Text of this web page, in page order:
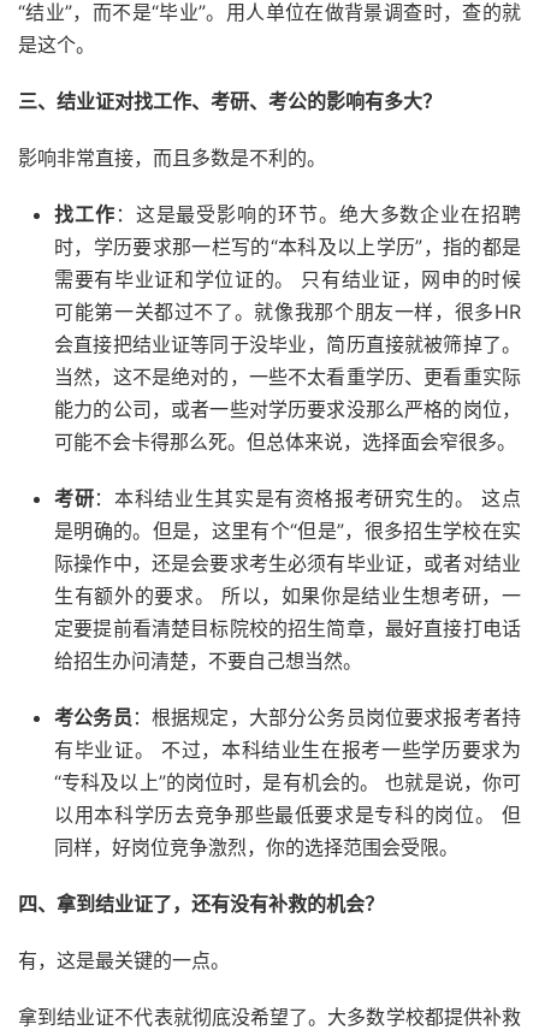
“结业”，而不是“毕业”。用人单位在做背景调查时，查的就
是这个。
三、结业证对找工作、考研、考公的影响有多大？
影响非常直接，而且多数是不利的。
找工作 ：这是最受影响的环节。绝大多数企业在招聘
时，学历要求那一栏写的“本科及以上学历”，指的都是
需要有毕业证和学位证的。 只有结业证，网申的时候
可能第一关都过不了。就像我那个朋友一样，很多HR
会直接把结业证等同于没毕业，简历直接就被筛掉了。
当然，这不是绝对的，一些不太看重学历、更看重实际
能力的公司，或者一些对学历要求没那么严格的岗位，
可能不会卡得那么死。但总体来说，选择面会窄很多。
考研：本科结业生其实是有资格报考研究生的。 这点
是明确的。但是，这里有个“但是”，很多招生学校在实
际操作中，还是会要求考生必须有毕业证，或者对结业
生有额外的要求。 所以，如果你是结业生想考研，一
定要提前看清楚目标院校的招生简章，最好直接打电话
给招生办问清楚，不要自己想当然。
考公务员 ：根据规定，大部分公务员岗位要求报考者持
有毕业证。 不过，本科结业生在报考一些学历要求为
“专科及以上”的岗位时，是有机会的。 也就是说，你可
以用本科学历去竞争那些最低要求是专科的岗位。 但
同样，好岗位竞争激烈，你的选择范围会受限。
四、拿到结业证了，还有没有补救的机会？
有，这是最关键的一点。
拿到结业证不代表就彻底没希望了。大多数学校都提供补救